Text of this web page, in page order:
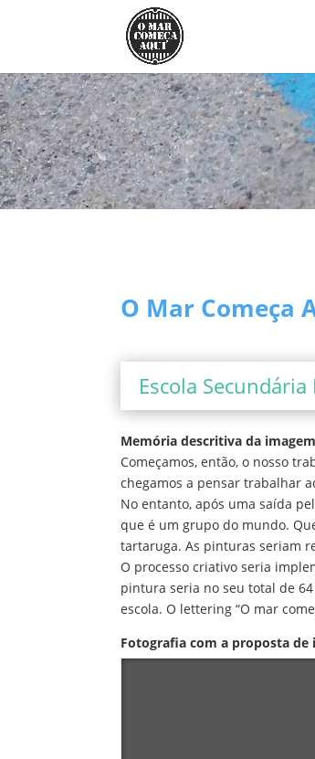
O Mar Começa
Escola
Memória descritiva da
Começamos, então, o nosso
chegamos a pensar trabalhar
No entanto, após uma saída
que é um grupo do mundo.
tartaruga. As pinturas seriam
O processo criativo seria
pintura seria no seu total de
escola. O lettering “O mar
Fotografia com a proposta de